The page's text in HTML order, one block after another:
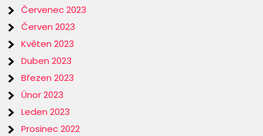
Červenec 2023
Červen 2023
Květen 2023
Duben 2023
Březen 2023
Únor 2023
Leden 2023
Prosinec 2022